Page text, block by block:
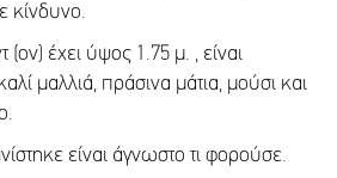
κίνδυνο.
(ον) έχει ύψος 1.75 μ. , είναι
μαλλιά, πράσινα μάτια, μούσι και
είναι άγνωστο τι φορούσε.